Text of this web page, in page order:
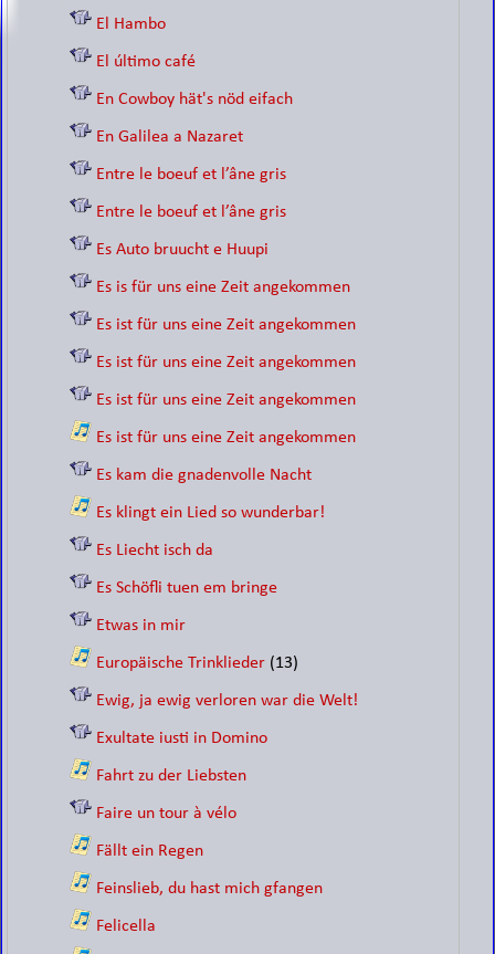
El Hambo
El último café
En Cowboy hät's nöd eifach
En Galilea a Nazaret
Entre le boeuf et l’âne gris
Entre le boeuf et l’âne gris
Es Auto bruucht e Huupi
Es is für uns eine Zeit angekommen
Es ist für uns eine Zeit angekommen
Es ist für uns eine Zeit angekommen
Es ist für uns eine Zeit angekommen
Es ist für uns eine Zeit angekommen
Es kam die gnadenvolle Nacht
Es klingt ein Lied so wunderbar!
Es Liecht isch da
Es Schöfli tuen em bringe
Etwas in mir
Europäische Trinklieder (13)
Ewig, ja ewig verloren war die Welt!
Exultate iusti in Domino
Fahrt zu der Liebsten
Faire un tour à vélo
Fällt ein Regen
Feinslieb, du hast mich gfangen
Felicella